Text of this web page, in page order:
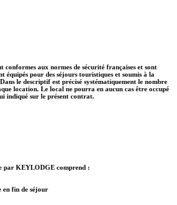
conformes aux normes de sécurité françaises et sont
équipés pour des séjours touristiques et soumis à la
le descriptif est précisé systématiquement le nombre
location. Le local ne pourra en aucun cas être occupé
indiqué sur le présent contrat.
par KEYLODGE comprend :
fin de séjour